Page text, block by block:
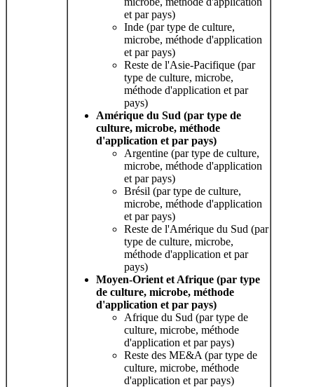
et par pays)
Inde (par type de culture,
microbe, méthode d'application
et par pays)
Reste de l'Asie-Pacifique (par
type de culture, microbe,
méthode d'application et par
pays)
Amérique du Sud (par type de
culture, microbe, méthode
d'application et par pays)
Argentine (par type de culture,
microbe, méthode d'application
et par pays)
Brésil (par type de culture,
microbe, méthode d'application
et par pays)
Reste de l'Amérique du Sud (par
type de culture, microbe,
méthode d'application et par
pays)
Moyen-Orient et Afrique (par type
de culture, microbe, méthode
d'application et par pays)
Afrique du Sud (par type de
culture, microbe, méthode
d'application et par pays)
Reste des ME&A (par type de
culture, microbe, méthode
d'application et par pays)